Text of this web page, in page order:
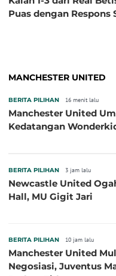
Puas dengan Respons
MANCHESTER UNITED
BERITA PILIHAN 16 menit lalu
Manchester United
Kedatangan
BERITA PILIHAN 3 jam lalu
Newcastle United
Hall, MU Gigit Jari
BERITA PILIHAN 10 jam lalu
Manchester United
Negosiasi, Juventus